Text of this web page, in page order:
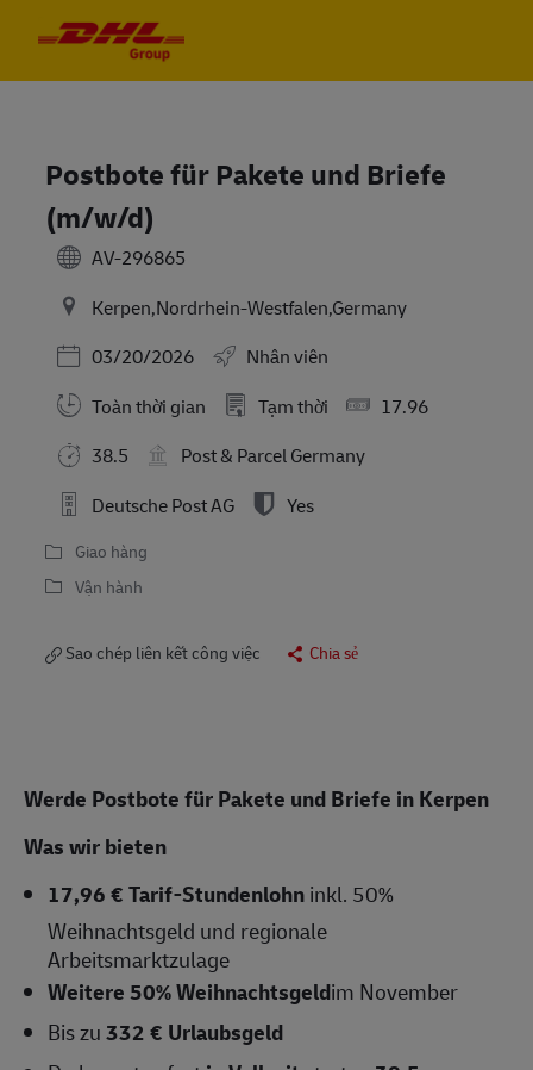
Postbote für Pakete und Briefe
(m/w/d)
AV-296865
Kerpen,Nordrhein-Westfalen,Germany
Posted Date
03/20/2026
Nhân viên
Toàn thời gian
Tạm thời
17.96
38.5
Post & Parcel Germany
Deutsche Post AG
Yes
Giao hàng
Vận hành
Sao chép liên kết công việc Chia sẻ
Werde Postbote für Pakete und Briefe in Kerpen
Was wir bieten
17,96 € Tarif-Stundenlohninkl. 50%
Weihnachtsgeld und regionale
Arbeitsmarktzulage
Weitere 50% Weihnachtsgeldim November
Bis zu332 € Urlaubsgeld